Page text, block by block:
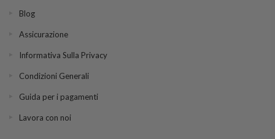
Blog
Assicurazione
Informativa Sulla Privacy
Condizioni Generali
Guida per i pagamenti
Lavora con noi